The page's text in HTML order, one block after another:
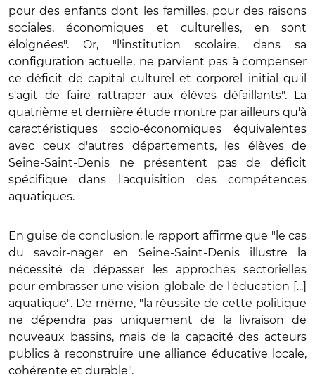
pour des enfants dont les familles, pour des raisons
sociales, économiques et culturelles, en sont
éloignées". Or, "l'institution scolaire, dans sa
configuration actuelle, ne parvient pas à compenser
ce déficit de capital culturel et corporel initial qu'il
s'agit de faire rattraper aux élèves défaillants". La
quatrième et dernière étude montre par ailleurs qu'à
caractéristiques socio-économiques équivalentes
avec ceux d'autres départements, les élèves de
Seine-Saint-Denis ne présentent pas de déficit
spécifique dans l'acquisition des compétences
aquatiques.
En guise de conclusion, le rapport affirme que "le cas
du savoir-nager en Seine-Saint-Denis illustre la
nécessité de dépasser les approches sectorielles
pour embrasser une vision globale de l'éducation [...]
aquatique". De même, "la réussite de cette politique
ne dépendra pas uniquement de la livraison de
nouveaux bassins, mais de la capacité des acteurs
publics à reconstruire une alliance éducative locale,
cohérente et durable".